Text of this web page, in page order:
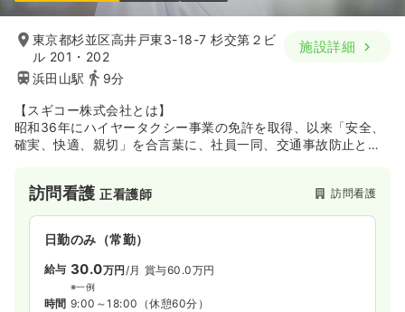
日勤のみ（常勤）
給与 30.5万円/月 賞与3.7ヶ月
※経験3年の例
時間 7:45～16:15
担当業務未経験可
月給40万円以上可
気になる 詳細を見る
東京都杉並区高井戸東3-18-7 杉交第２ビ
ル 201・202
浜田山駅
9分
施設詳細
【スギコー株式会社とは】
昭和36年にハイヤータクシー事業の免許を取得、以来「安全、
確実、快適、親切」を合言葉に、社員一同、交通事故防止と安
又、近年高齢化社会の到来にともない、高齢者や身障者が快適
に暮らす生活環境も整いつつあります。
こうした状況の中、私どもは平成5年福祉部門を設立し、旅客輸
送で培ったノウハウを活かして福祉輸送業務を始めました。
そして現在介護保険法によるヘルパー派遣業務、ケアプラン作
成業務、デイサービス事業さらに訪問看護事業など高齢者や身
障者の生活向上にお役にたてるよう福祉部門の強化に力を注い
訪問看護正看護師 訪問看護
日勤のみ（常勤）
給与 30.0万円/月 賞与60.0万円
※一例
時間 9:00～18:00 （休憩60分）